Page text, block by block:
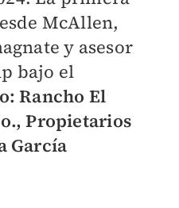
McAllen,
y asesor
bajo el
Rancho El
Propietarios
García